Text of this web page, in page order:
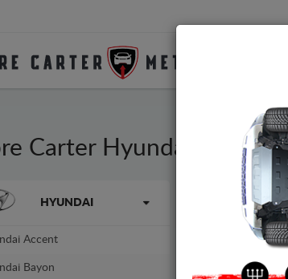
Carter Hyundai Bayon
HYUNDAI
Accent
Bayon
Cubre carter
fabricación.
No necesita